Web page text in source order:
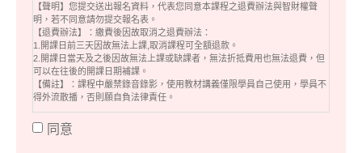
【聲明】您提交送出報名資料，代表您同意本課程之退費辦法與智財權聲
明，若不同意請勿提交報名表。
【退費辦法】：繳費後因故取消之退費辦法：
1.開課日前三天因故無法上課,取消課程可全額退款。
2.開課日當天及之後因故無法上課或缺課者，無法折抵費用也無法退費，但
可以在往後的開課日期補課。
【備註】：課程中嚴禁錄音錄影，使用教材講義僅限學員自己使用，學員不
得外流散播，否則願自負法律責任。
同意